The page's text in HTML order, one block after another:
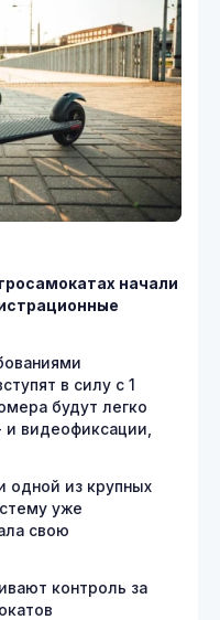
начали
в силу с 1
будут легко
видеофиксации,
одной из крупных
уже
свою
контроль за